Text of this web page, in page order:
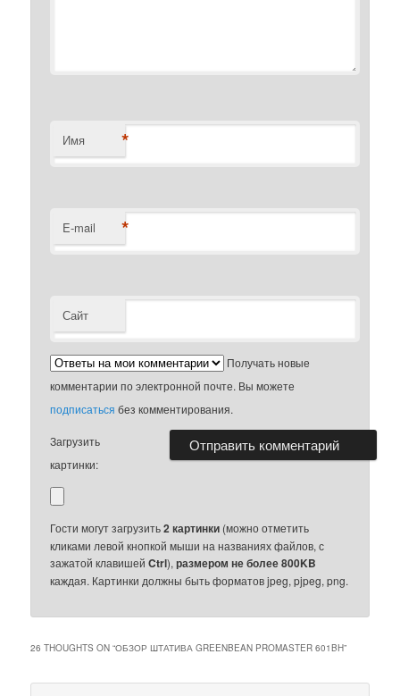
Имя *
E-mail *
Сайт
Получать новые
комментарии по электронной почте. Вы можете
подписаться без комментирования.
Загрузить
картинки:
Гости могут загрузить2 картинки (можно отметить
кликами левой кнопкой мыши на названиях файлов, с
зажатой клавишейCtrl),размером не более 800KB
каждая. Картинки должны быть форматов jpeg, pjpeg, png.
26 THOUGHTS ON “ОБЗОР ШТАТИВА GREENBEAN PROMASTER 601BH”